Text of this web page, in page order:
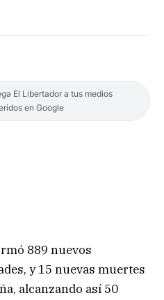
El Libertador a tus medios
en Google
889 nuevos
y 15 nuevas muertes
alcanzando así 50